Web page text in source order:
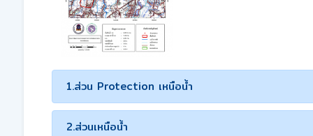
1.ส่วน Protection เหนือน้ำ
2.ส่วนเหนือน้ำ